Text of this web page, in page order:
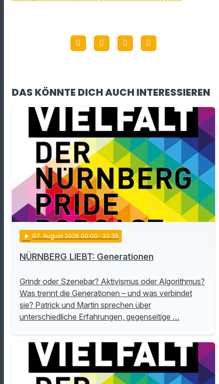
DAS KÖNNTE DICH AUCH INTERESSIEREN
play_arrow 07. August 2026 00:00 · 32:36
NÜRNBERG LIEBT: Generationen
Grindr oder Szenebar? Aktivismus oder Algorithmus?
Was trennt die Generationen – und was verbindet
sie? Patrick und Martin sprechen über
unterschiedliche Erfahrungen, gegenseitige …